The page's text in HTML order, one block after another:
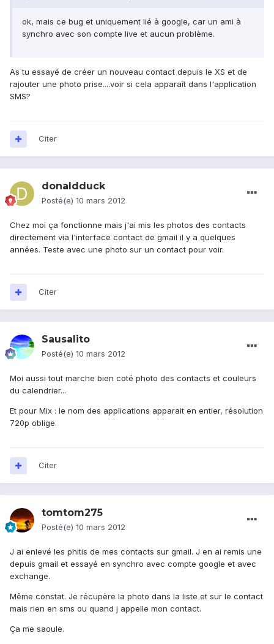
ok, mais ce bug et uniquement lié à google, car un ami à
synchro avec son compte live et aucun problème.
As tu essayé de créer un nouveau contact depuis le XS et de
rajouter une photo prise....voir si cela apparaît dans l'application
SMS?
Citer
donaldduck
Posté(e) 10 mars 2012
Chez moi ça fonctionne mais j'ai mis les photos des contacts
directement via l'interface contact de gmail il y a quelques
années. Teste avec une photo sur un contact pour voir.
Citer
Sausalito
Posté(e) 10 mars 2012
Moi aussi tout marche bien coté photo des contacts et couleurs
du calendrier...
Et pour Mix : le nom des applications apparait en entier, résolution
720p oblige.
Citer
tomtom275
Posté(e) 10 mars 2012
J ai enlevé les phitis de mes contacts sur gmail. J en ai remis une
depuis gmail et essayé en synchro avec compte google et avec
exchange.
Même constat. Je récupère la photo dans la liste et sur le contact
mais rien en sms ou quand j appelle mon contact.
Ça me saoule.